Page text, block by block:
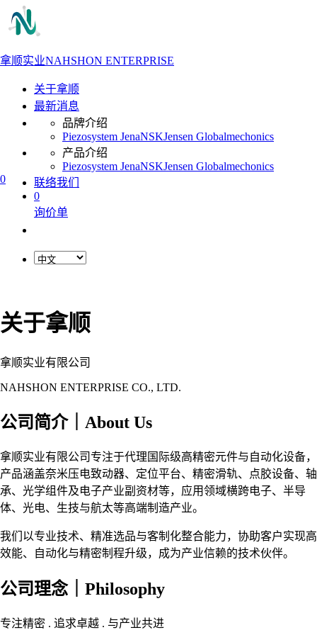
拿顺实业NAHSHON ENTERPRISE
0
关于拿顺
最新消息
品牌介绍
Piezosystem JenaNSKJensen Globalmechonics
产品介绍
Piezosystem JenaNSKJensen Globalmechonics
联络我们
0
询价单
关于拿顺
拿顺实业有限公司
NAHSHON ENTERPRISE CO., LTD.
公司简介｜About Us
拿顺实业有限公司专注于代理国际级高精密元件与自动化设备，
产品涵盖奈米压电致动器、定位平台、精密滑轨、点胶设备、轴
承、光学组件及电子产业副资材等，应用领域横跨电子、半导
体、光电、生技与航太等高端制造产业。
我们以专业技术、精准选品与客制化整合能力，协助客户实现高
效能、自动化与精密制程升级，成为产业信赖的技术伙伴。
公司理念｜Philosophy
专注精密 . 追求卓越 . 与产业共进